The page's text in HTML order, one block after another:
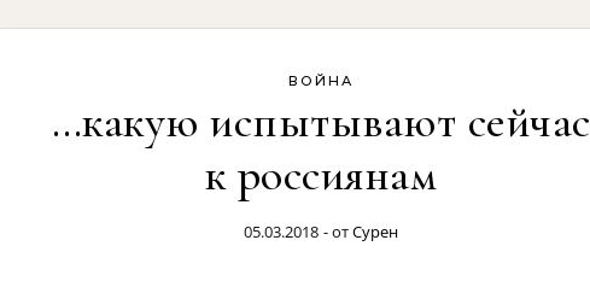
ВОЙНА
…какую испытывают сейчас
к россиянам
05.03.2018 - отСурен